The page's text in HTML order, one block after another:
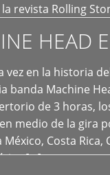
revista Rolling
HEAD
vez en la historia
banda Machine
de 3 horas,
medio de la gira
México, Costa
[…]